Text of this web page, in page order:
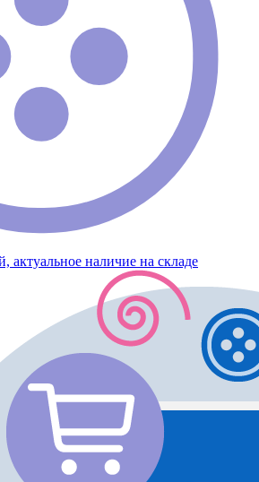
актуальное наличие на складе